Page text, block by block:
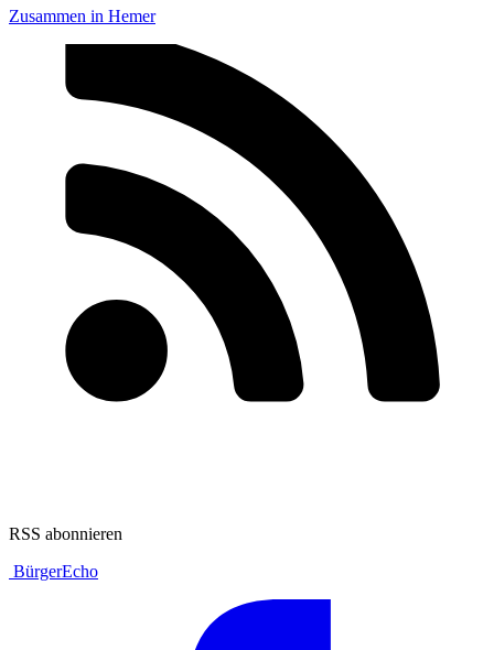
Zusammen in Hemer
RSS abonnieren
BürgerEcho